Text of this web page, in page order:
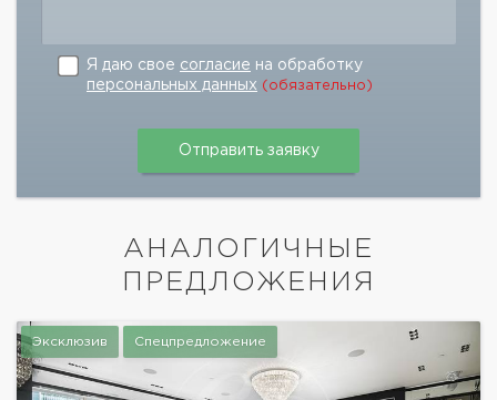
Я даю свое согласие на обработку
персональных данных (обязательно)
АНАЛОГИЧНЫЕ
ПРЕДЛОЖЕНИЯ
Эксклюзив Спецпредложение